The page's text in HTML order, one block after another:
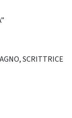
SCRITTRICE